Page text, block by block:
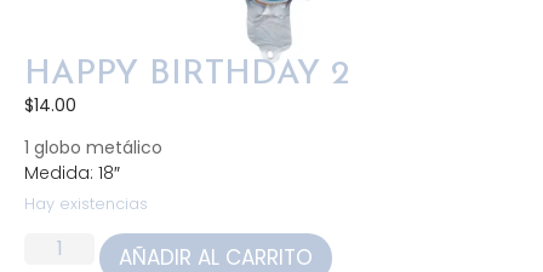
HAPPY BIRTHDAY 2
$14.00
1 globo metálico
Medida: 18″
Hay existencias
AÑADIR AL CARRITO